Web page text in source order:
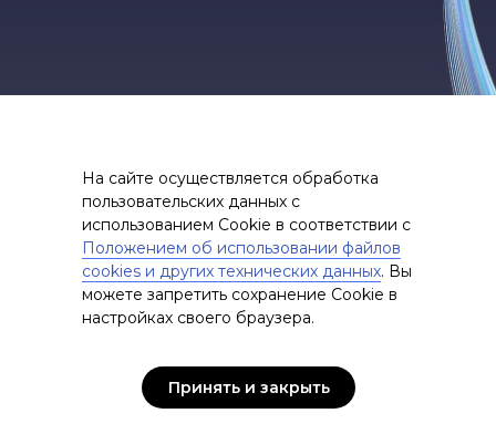
На сайте осуществляется обработка
пользовательских данных с
использованием Cookie в соответствии с
Положением об использовании файлов
cookies и других технических данных. Вы
можете запретить сохранение Cookie в
настройках своего браузера.
Принять и закрыть